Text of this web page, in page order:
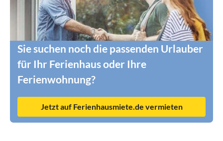
Sie suchen noch die passenden Urlauber
für Ihr Ferienhaus oder Ihre
Ferienwohnung?
Jetzt auf Ferienhausmiete.de vermieten